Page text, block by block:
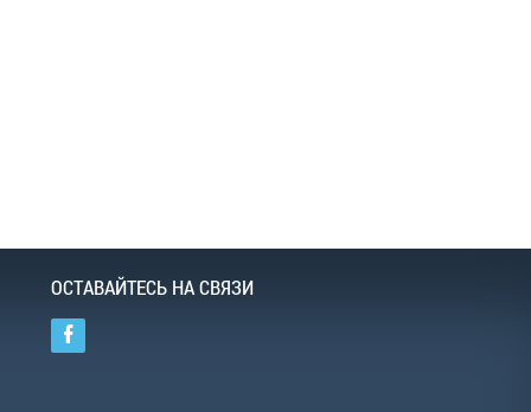
ОСТАВАЙТЕСЬ НА СВЯЗИ